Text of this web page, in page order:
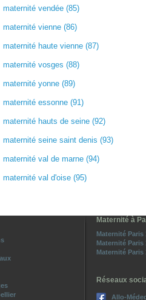
maternité vendée (85)
maternité vienne (86)
maternité haute vienne (87)
maternité vosges (88)
maternité yonne (89)
maternité essonne (91)
maternité hauts de seine (92)
maternité seine saint denis (93)
maternité val de marne (94)
maternité val d'oise (95)
Maternité à
Maternité Paris
Maternité Paris
Maternité Paris
Réseaux
Allo-